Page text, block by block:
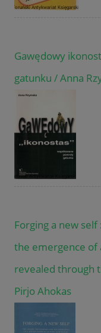
Gawędowy
gatunku / Anna
Forging a new
the emergence of
revealed through
Pirjo Ahokas